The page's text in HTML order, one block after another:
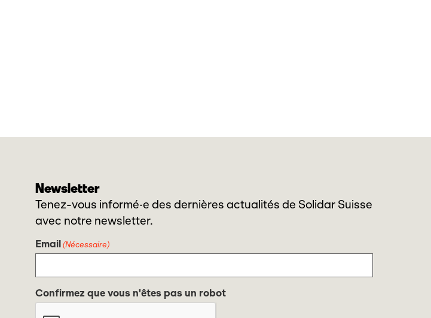
Newsletter
Tenez-vous informé·e des dernières actualités de Solidar Suisse
avec notre newsletter.
Email(Nécessaire)
Confirmez que vous n'êtes pas un robot